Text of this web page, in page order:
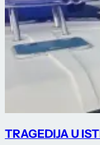
TRAGEDIJA U